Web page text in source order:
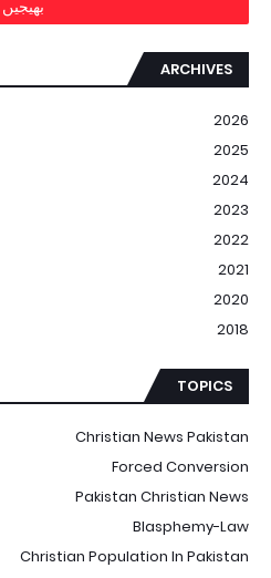
ARCHIVES
2026
2025
2024
2023
2022
2021
2020
2018
TOPICS
Christian News Pakistan
Forced Conversion
Pakistan Christian News
Blasphemy-Law
Christian Population In Pakistan